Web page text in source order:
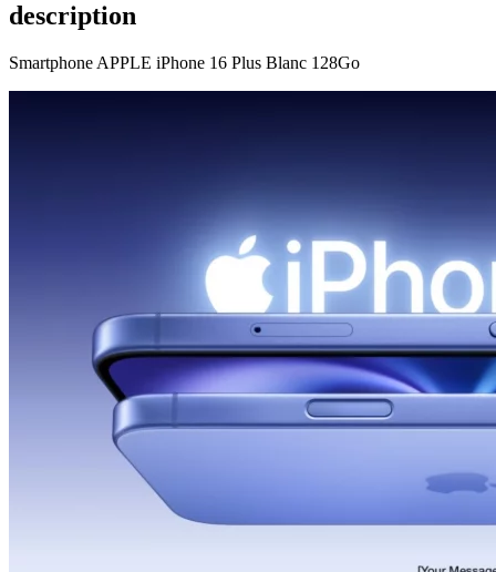
description
Smartphone APPLE iPhone 16 Plus Blanc 128Go